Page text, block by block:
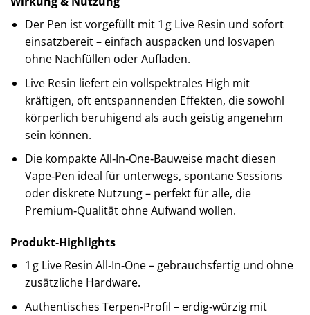
Der Pen ist vorgefüllt mit 1 g Live Resin und sofort
einsatzbereit – einfach auspacken und losvapen
ohne Nachfüllen oder Aufladen.
Live Resin liefert ein vollspektrales High mit
kräftigen, oft entspannenden Effekten, die sowohl
körperlich beruhigend als auch geistig angenehm
sein können.
Die kompakte All‑In‑One‑Bauweise macht diesen
Vape‑Pen ideal für unterwegs, spontane Sessions
oder diskrete Nutzung – perfekt für alle, die
Premium‑Qualität ohne Aufwand wollen.
Produkt‑Highlights
1 g Live Resin All‑In‑One – gebrauchsfertig und ohne
zusätzliche Hardware.
Authentisches Terpen‑Profil – erdig‑würzig mit